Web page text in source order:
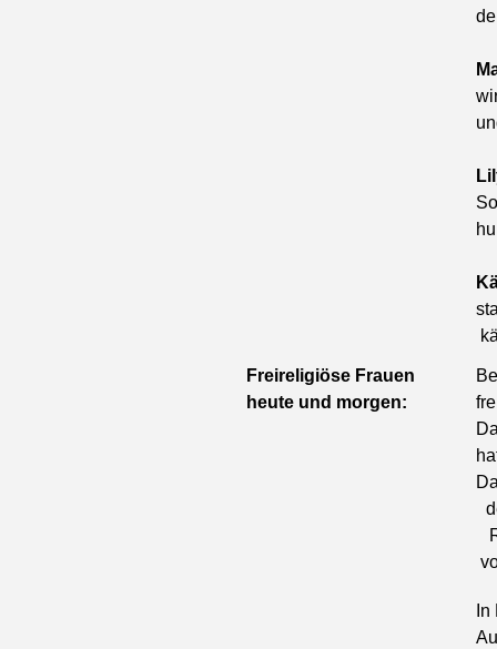
Freireligiöse Frauen
heute und morgen: